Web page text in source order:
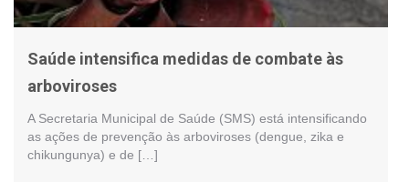
Saúde intensifica medidas de combate às
arboviroses
A Secretaria Municipal de Saúde (SMS) está intensificando
as ações de prevenção às arboviroses (dengue, zika e
chikungunya) e de […]